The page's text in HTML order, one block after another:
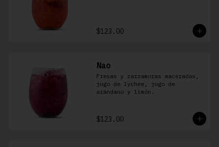
$123.00
Nao
Fresas y zarzamoras maceradas,
jugo de lychee, jugo de
arándano y limón.
$123.00